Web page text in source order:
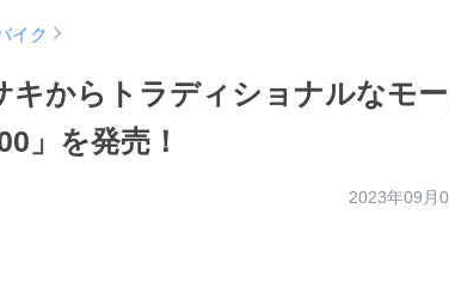
イク
キからトラディショナルなモー
」を発売！
2023年09月